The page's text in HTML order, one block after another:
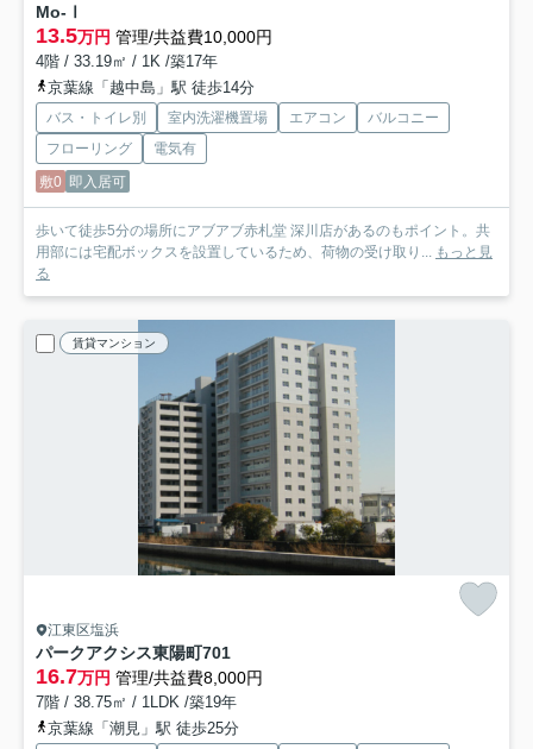
Mo-Ⅰ
13.5万円 管理/共益費10,000円
4階 / 33.19㎡ / 1K /築17年
京葉線「越中島」駅 徒歩14分
バス・トイレ別 室内洗濯機置場 エアコン
バルコニー
フローリング
電気有
敷0 即入居可
歩いて徒歩5分の場所にアブアブ赤札堂 深川店があるのもポイント。共
用部には宅配ボックスを設置しているため、荷物の受け取り... もっと見
る
賃貸マンション
江東区塩浜
パークアクシス東陽町701
16.7万円 管理/共益費8,000円
7階 / 38.75㎡ / 1LDK /築19年
京葉線「潮見」駅 徒歩25分